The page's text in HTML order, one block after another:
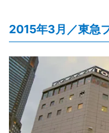
2015年3月／東急